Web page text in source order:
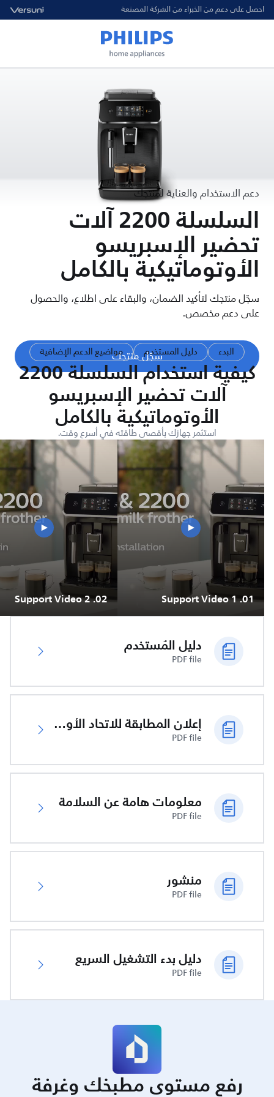
احصل على دعم من الخبراء من الشركة المصنعة
دعم الاستخدام والعناية لمنتجك
السلسلة 2200 آلات
تحضير الإسبريسو
الأوتوماتيكية بالكامل
سجّل منتجك لتأكيد الضمان، والبقاء على اطلاع، والحصول
على دعم مخصص.
سجّل منتجك البدء دليل المستخدم مواضيع الدعم الإضافية
كيفية استخدام السلسلة 2200
آلات تحضير الإسبريسو
الأوتوماتيكية بالكامل
استثمر جهازك بأقصى طاقته في أسرع وقت.
01
.
Support Video 1
02
.
Support Video 2
دليل المُستخدم
PDF file
إعلان المطابقة للاتحاد الأوروبي
PDF file
معلومات هامة عن السلامة
PDF file
منشور
PDF file
دليل بدء التشغيل السريع
PDF file
رفع مستوى مطبخك وغرفة